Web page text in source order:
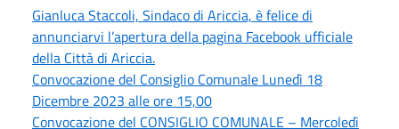
Gianluca Staccoli, Sindaco di Ariccia, è felice di
annunciarvi l’apertura della pagina Facebook ufficiale
della Città di Ariccia.
Convocazione del Consiglio Comunale Lunedì 18
Dicembre 2023 alle ore 15,00
Convocazione del CONSIGLIO COMUNALE – Mercoledì